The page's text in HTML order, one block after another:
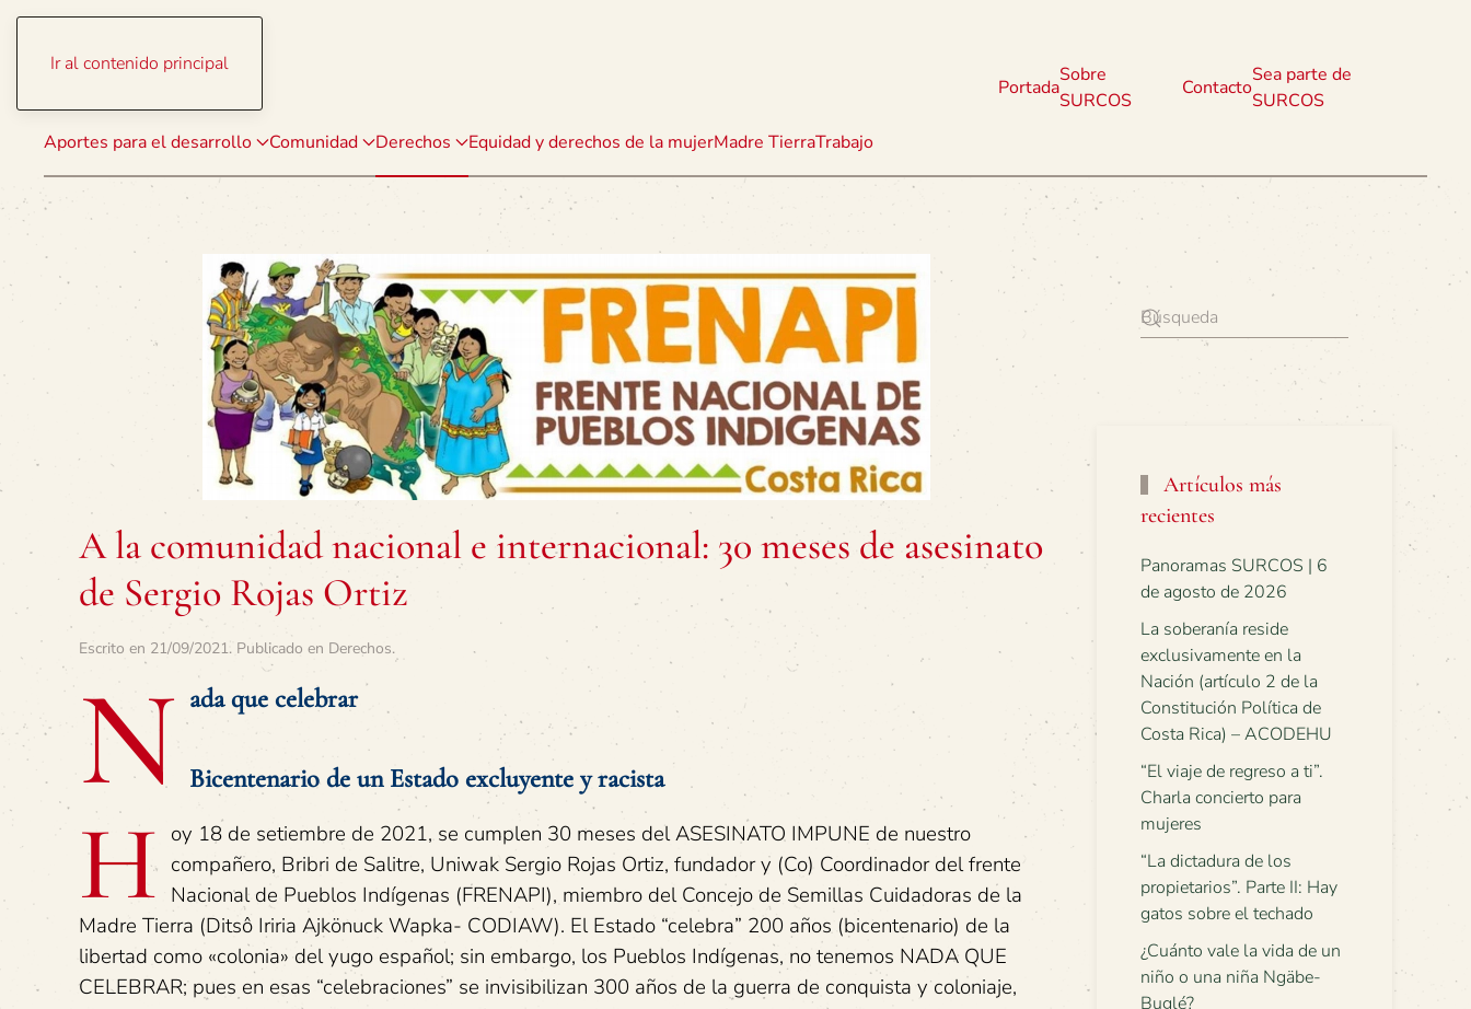
Ir al contenido principal
Aportes para el desarrollo Comunidad Derechos Equidad y derechos de la mujerMadre TierraTrabajo
Portada
Sobre
SURCOS
Contacto
Sea parte de
SURCOS
A la comunidad nacional e internacional: 30 meses de asesinato
de Sergio Rojas Ortiz
Escrito en 21/09/2021. Publicado en Derechos.
N ada que celebrar
Bicentenario de un Estado excluyente y racista
H oy 18 de setiembre de 2021, se cumplen 30 meses del ASESINATO IMPUNE de nuestro
compañero, Bribri de Salitre, Uniwak Sergio Rojas Ortiz, fundador y (Co) Coordinador del frente
Nacional de Pueblos Indígenas (FRENAPI), miembro del Concejo de Semillas Cuidadoras de la
Madre Tierra (Ditsô Iriria Ajkönuck Wapka- CODIAW). El Estado “celebra” 200 años (bicentenario) de la
libertad como «colonia» del yugo español; sin embargo, los Pueblos Indígenas, no tenemos NADA QUE
CELEBRAR; pues en esas “celebraciones” se invisibilizan 300 años de la guerra de conquista y coloniaje,
Artículos más
recientes
Panoramas SURCOS | 6
de agosto de 2026
La soberanía reside
exclusivamente en la
Nación (artículo 2 de la
Constitución Política de
Costa Rica) – ACODEHU
“El viaje de regreso a ti”.
Charla concierto para
mujeres
“La dictadura de los
propietarios”. Parte II: Hay
gatos sobre el techado
¿Cuánto vale la vida de un
niño o una niña Ngäbe-
Buglé?